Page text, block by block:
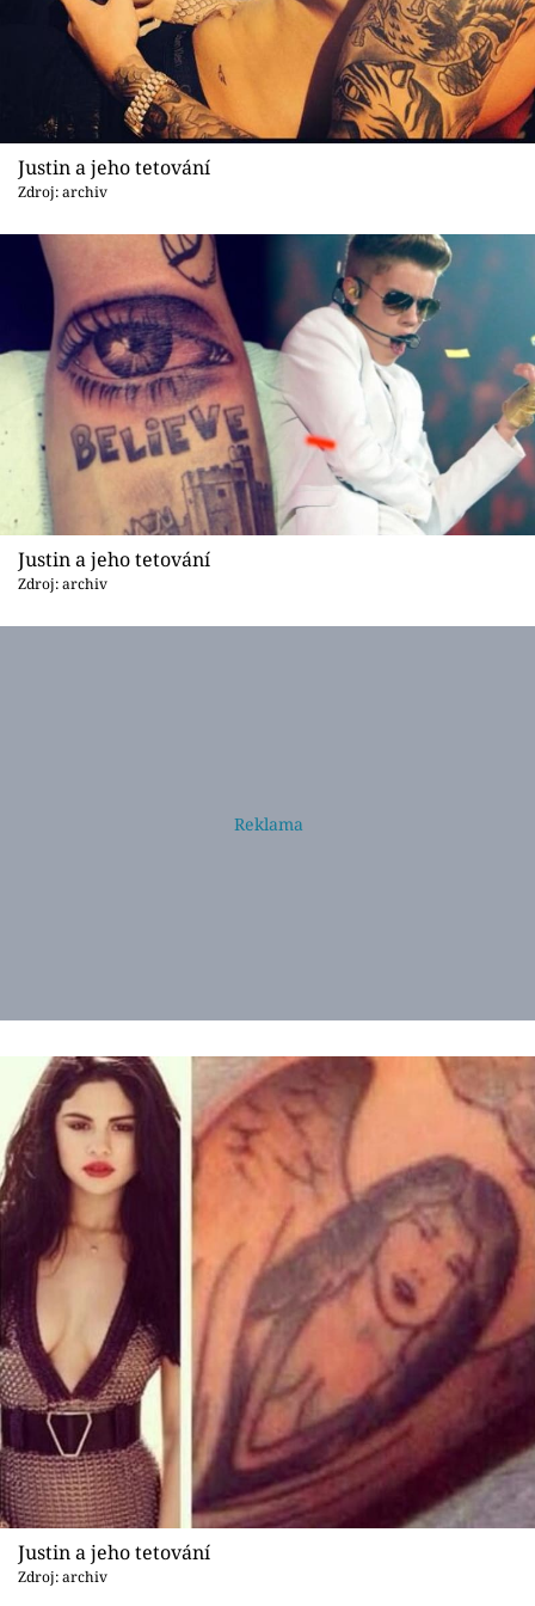
Videa
Sledujte prima+
Přihlášení
Sledujte nás
Justin a jeho tetování
Zdroj: archiv
Justin a jeho tetování
Zdroj: archiv
Justin a jeho tetování
Zdroj: archiv